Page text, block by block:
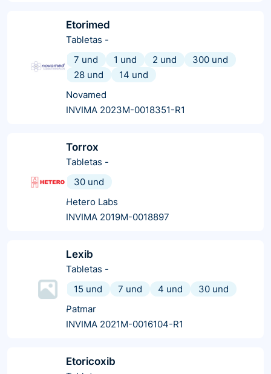
Etorimed
Tabletas -
7 und
1 und 2 und
300 und
28 und
14 und
Novamed
INVIMA 2023M-0018351-R1
Torrox
Tabletas -
30 und
Hetero Labs
INVIMA 2019M-0018897
Lexib
Tabletas -
15 und
7 und 4 und
30 und
Patmar
INVIMA 2021M-0016104-R1
Etoricoxib